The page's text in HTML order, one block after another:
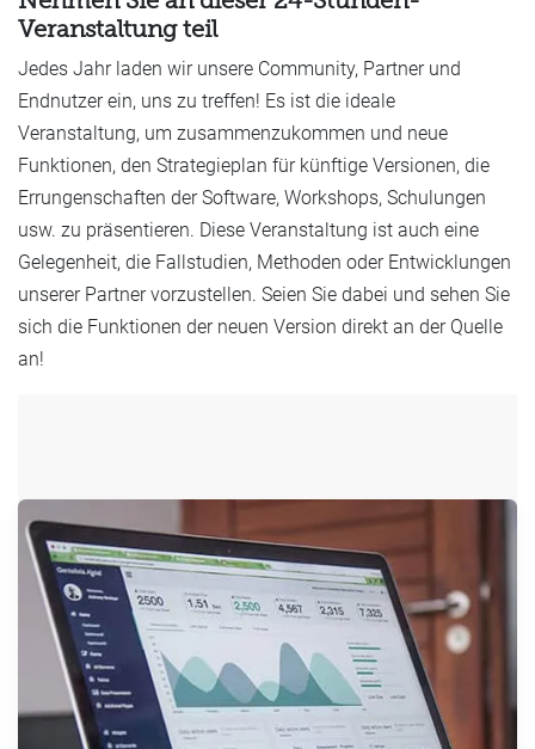
Veranstaltung teil
Jedes Jahr laden wir unsere Community, Partner und
Endnutzer ein, uns zu treffen! Es ist die ideale
Veranstaltung, um zusammenzukommen und neue
Funktionen, den Strategieplan für künftige Versionen, die
Errungenschaften der Software, Workshops, Schulungen
usw. zu präsentieren. Diese Veranstaltung ist auch eine
Gelegenheit, die Fallstudien, Methoden oder Entwicklungen
unserer Partner vorzustellen. Seien Sie dabei und sehen Sie
sich die Funktionen der neuen Version direkt an der Quelle
an!